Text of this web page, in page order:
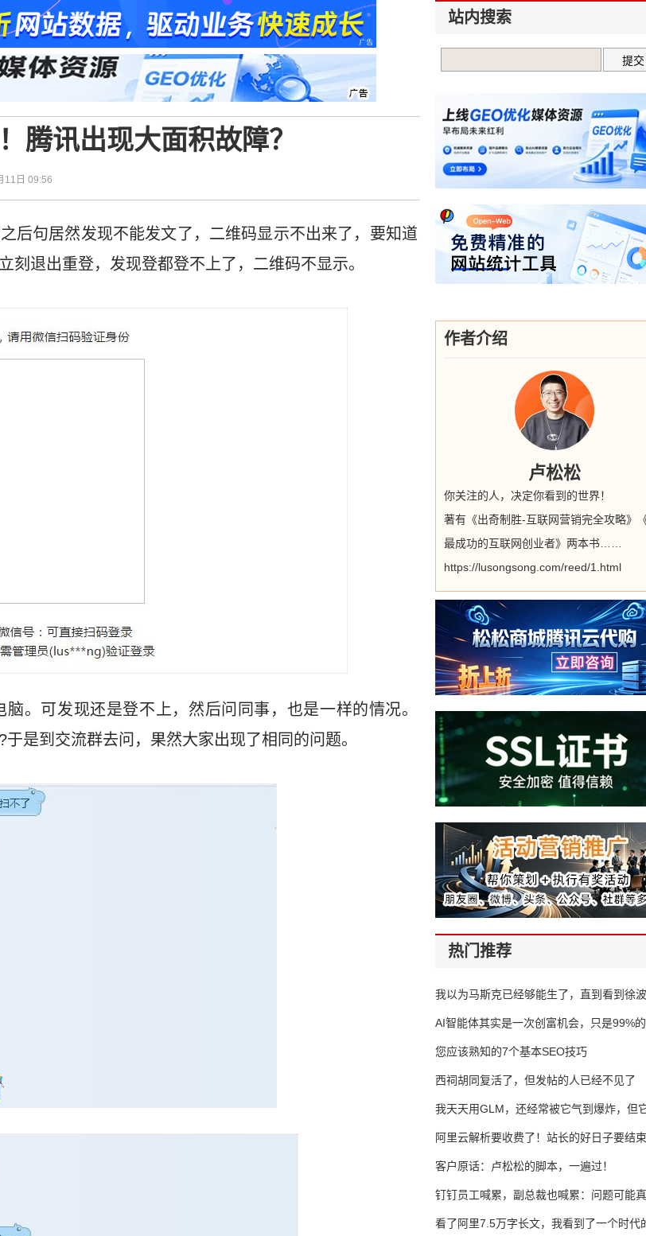
腾讯出现大面积故障？
11日 09:56
后句居然发现不能发文了，二维码显示不出来了，要知道
刻退出重登，发现登都登不上了，二维码不显示。
。可发现还是登不上，然后问同事，也是一样的情况。
于是到交流群去问，果然大家出现了相同的问题。
站内搜索
作者介绍
卢松松
你关注的人，决定你看到的世界！
著有《出奇制胜-互联网营销完全攻略》
最成功的互联网创业者》两本书……
https://lusongsong.com/reed/1.html
热门推荐
我以为马斯克已经够能生了，直到看到
AI智能体其实是一次创富机会，只是99%
错过了
您应该熟知的7个基本SEO技巧
西祠胡同复活了，但发帖的人已经不见了
我天天用GLM，还经常被它气到爆炸，但
16万亿
阿里云解析要收费了！站长的好日子要结
客户原话：卢松松的脚本，一遍过！
钉钉员工喊累，副总裁也喊累：问题可能
了
看了阿里7.5万字长文，我看到了一个时代